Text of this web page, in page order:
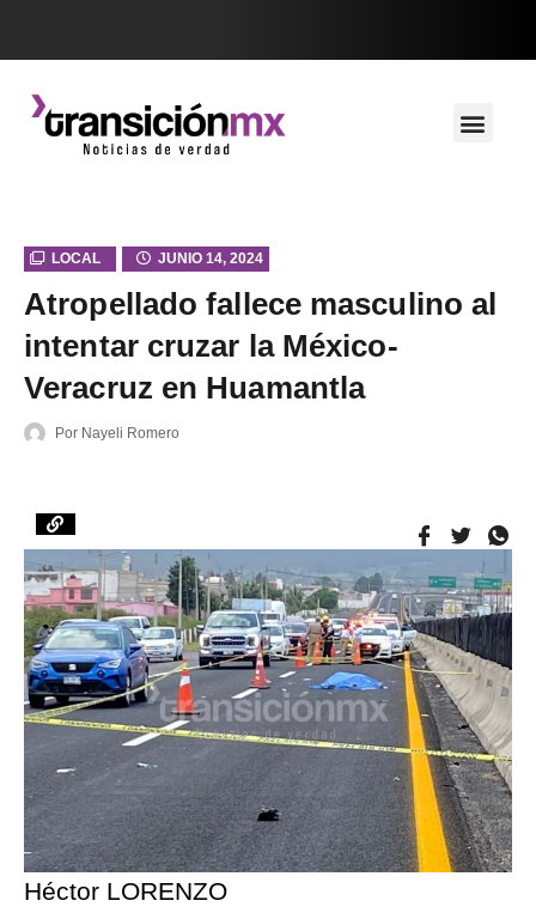
LOCAL JUNIO 14, 2024
Atropellado fallece masculino al
intentar cruzar la México-
Veracruz en Huamantla
Por Nayeli Romero
Héctor LORENZO